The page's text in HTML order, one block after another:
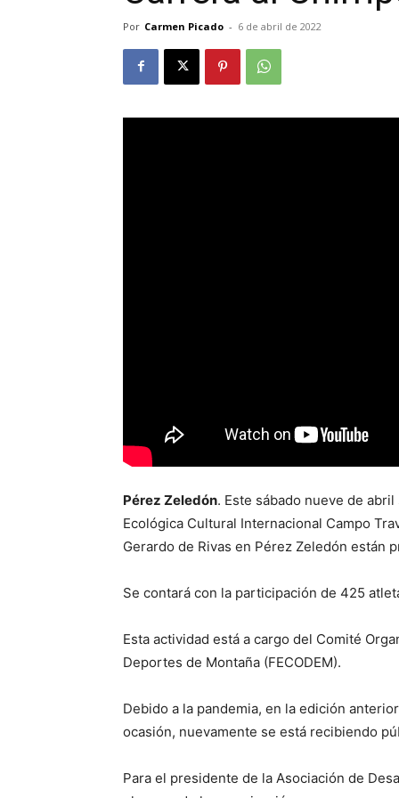
Por Carmen Picado - 6 de abril de 2022
Pérez Zeledón. Este sábado nueve de
Ecológica Cultural Internacional Campo
Gerardo de Rivas en Pérez Zeledón están
Se contará con la participación de 425
Esta actividad está a cargo del Comité
Deportes de Montaña (FECODEM).
Debido a la pandemia, en la edición
ocasión, nuevamente se está recibiendo
Para el presidente de la Asociación de